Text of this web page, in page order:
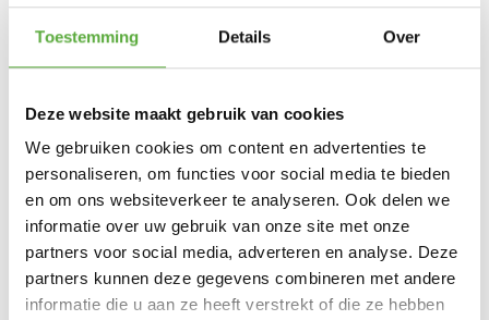
Toestemming Details Over
Deze website maakt gebruik van cookies
We gebruiken cookies om content en advertenties te
personaliseren, om functies voor social media te bieden
en om ons websiteverkeer te analyseren. Ook delen we
informatie over uw gebruik van onze site met onze
partners voor social media, adverteren en analyse. Deze
partners kunnen deze gegevens combineren met andere
informatie die u aan ze heeft verstrekt of die ze hebben
Materiaal Aluminium
Materiaal 2
220 cm
Breedte 100 cm
Hoogte 76 cm
SKU
EAN 8720289834357